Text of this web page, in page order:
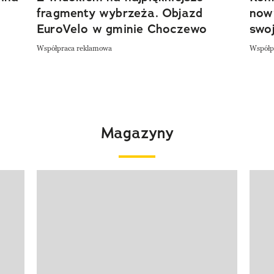
fragmenty wybrzeża. Objazd
EuroVelo w gminie Choczewo
Współpraca reklamowa
Magazyny